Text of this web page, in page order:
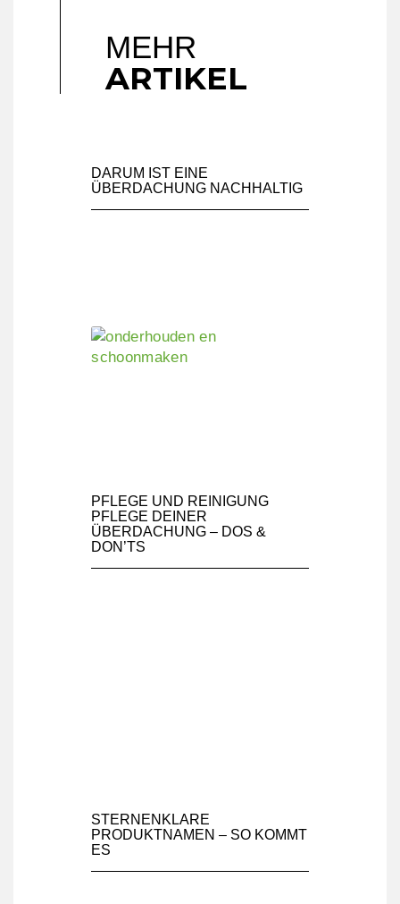
MEHR
ARTIKEL
DARUM IST EINE
ÜBERDACHUNG NACHHALTIG
PFLEGE UND REINIGUNG
PFLEGE DEINER
ÜBERDACHUNG – DOS &
DON’TS
STERNENKLARE
PRODUKTNAMEN – SO KOMMT
ES